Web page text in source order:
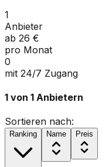
1
Anbieter
ab 26 €
pro Monat
0
mit 24/7 Zugang
1 von 1 Anbietern
Sortieren nach:
Ranking Name Preis